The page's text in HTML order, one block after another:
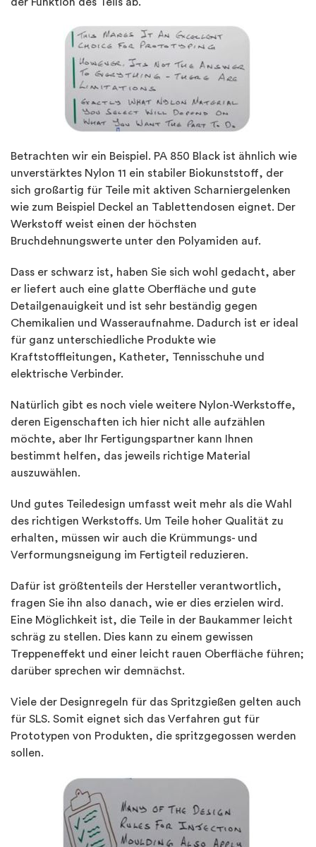
der Funktion des Teils ab.
Betrachten wir ein Beispiel. PA 850 Black ist ähnlich wie
unverstärktes Nylon 11 ein stabiler Biokunststoff, der
sich großartig für Teile mit aktiven Scharniergelenken
wie zum Beispiel Deckel an Tablettendosen eignet. Der
Werkstoff weist einen der höchsten
Bruchdehnungswerte unter den Polyamiden auf.
Dass er schwarz ist, haben Sie sich wohl gedacht, aber
er liefert auch eine glatte Oberfläche und gute
Detailgenauigkeit und ist sehr beständig gegen
Chemikalien und Wasseraufnahme. Dadurch ist er ideal
für ganz unterschiedliche Produkte wie
Kraftstoffleitungen, Katheter, Tennisschuhe und
elektrische Verbinder.
Natürlich gibt es noch viele weitere Nylon-Werkstoffe,
deren Eigenschaften ich hier nicht alle aufzählen
möchte, aber Ihr Fertigungspartner kann Ihnen
bestimmt helfen, das jeweils richtige Material
auszuwählen.
Und gutes Teiledesign umfasst weit mehr als die Wahl
des richtigen Werkstoffs. Um Teile hoher Qualität zu
erhalten, müssen wir auch die Krümmungs- und
Verformungsneigung im Fertigteil reduzieren.
Dafür ist größtenteils der Hersteller verantwortlich,
fragen Sie ihn also danach, wie er dies erzielen wird.
Eine Möglichkeit ist, die Teile in der Baukammer leicht
schräg zu stellen. Dies kann zu einem gewissen
Treppeneffekt und einer leicht rauen Oberfläche führen;
darüber sprechen wir demnächst.
Viele der Designregeln für das Spritzgießen gelten auch
für SLS. Somit eignet sich das Verfahren gut für
Prototypen von Produkten, die spritzgegossen werden
sollen.